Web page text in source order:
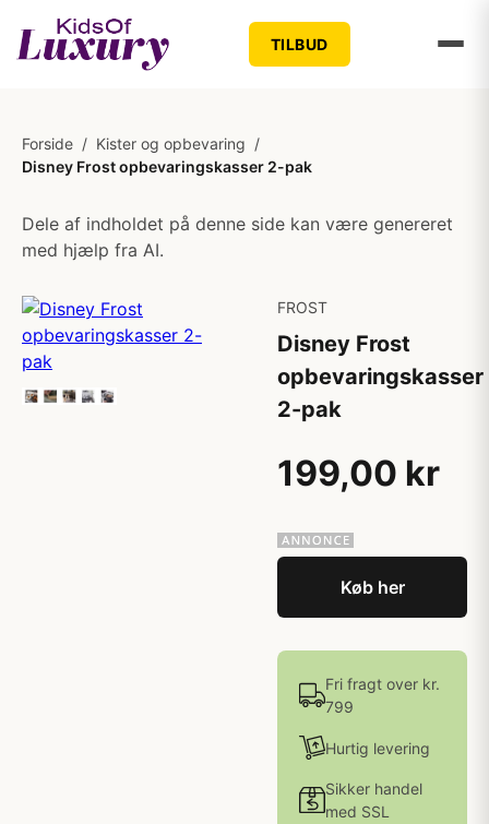
TILBUD
Forside / Kister og opbevaring /
Disney Frost opbevaringskasser 2-pak
Dele af indholdet på denne side kan være genereret
med hjælp fra AI.
FROST
Disney Frost
opbevaringskasser
2-pak
199,00 kr
Køb her
Fri fragt over kr.
799
Hurtig levering
Sikker handel
med SSL